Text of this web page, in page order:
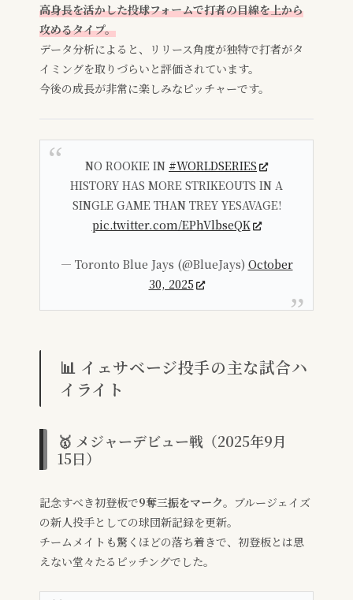
高身長を活かした投球フォームで打者の目線を上から
攻めるタイプ。
データ分析によると、リリース角度が独特で打者がタ
イミングを取りづらいと評価されています。
今後の成長が非常に楽しみなピッチャーです。
NO ROOKIE IN #WORLDSERIES
HISTORY HAS MORE STRIKEOUTS IN A
SINGLE GAME THAN TREY YESAVAGE!
pic.twitter.com/EPhVlbseQK
— Toronto Blue Jays (@BlueJays) October
30, 2025
📊 イェサベージ投手の主な試合ハ
イライト
🥇 メジャーデビュー戦（2025年9月
15日）
記念すべき初登板で9奪三振をマーク。ブルージェイズ
の新人投手としての球団新記録を更新。
チームメイトも驚くほどの落ち着きで、初登板とは思
えない堂々たるピッチングでした。